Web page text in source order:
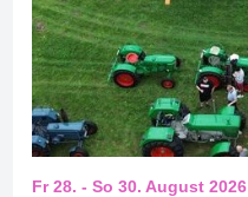
Fr 28. - So 30. August 2026